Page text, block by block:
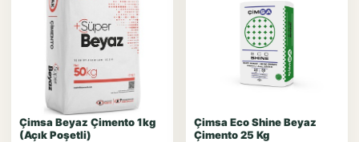
WhatsApp ile
Sipariş
WhatsApp Teklif Al
WhatsApp ile
Sipariş
WhatsApp Teklif Al
Çimsa Beyaz Çimento 1kg
(Açık Poşetli)
Çimsa Eco Shine Beyaz
Çimento 25 Kg